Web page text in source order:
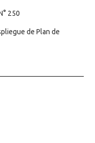
250
de Plan de